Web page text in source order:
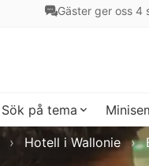
Gäster ger oss 4
Sök på tema
Hotell i Wallonie